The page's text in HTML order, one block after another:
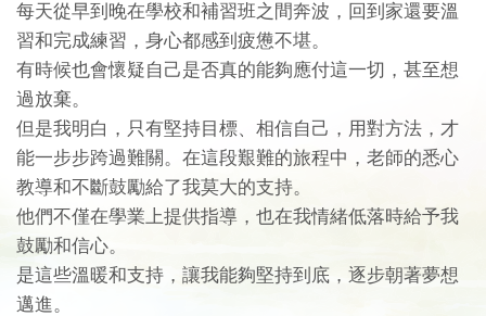
每天從早到晚在學校和補習班之間奔波，回到家還要溫
習和完成練習，身心都感到疲憊不堪。
有時候也會懷疑自己是否真的能夠應付這一切，甚至想
過放棄。
但是我明白，只有堅持目標、相信自己，用對方法，才
能一步步跨過難關。在這段艱難的旅程中，老師的悉心
教導和不斷鼓勵給了我莫大的支持。
他們不僅在學業上提供指導，也在我情緒低落時給予我
鼓勵和信心。
是這些溫暖和支持，讓我能夠堅持到底，逐步朝著夢想
邁進。